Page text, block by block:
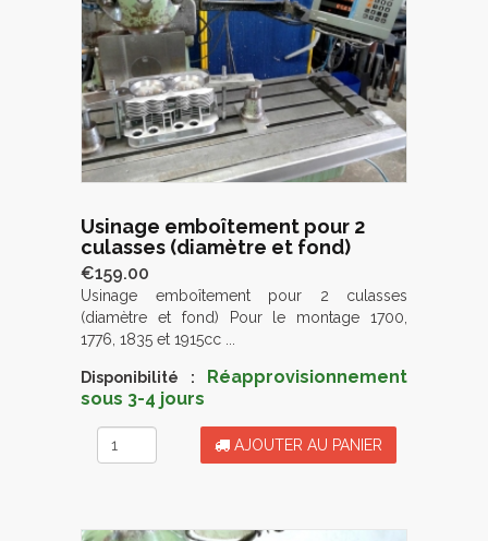
Usinage emboîtement pour 2
culasses (diamètre et fond)
€159.00
Usinage emboîtement pour 2 culasses
(diamètre et fond) Pour le montage 1700,
1776, 1835 et 1915cc ...
Disponibilité :
Réapprovisionnement
sous 3-4 jours
AJOUTER AU PANIER